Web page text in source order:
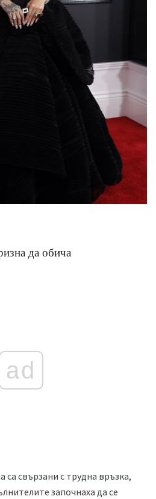
да обича
ad
свързани с трудна връзка,
започнаха да се